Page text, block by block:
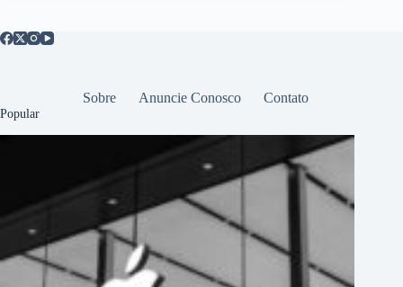
Sobre Anuncie Conosco Contato
Popular